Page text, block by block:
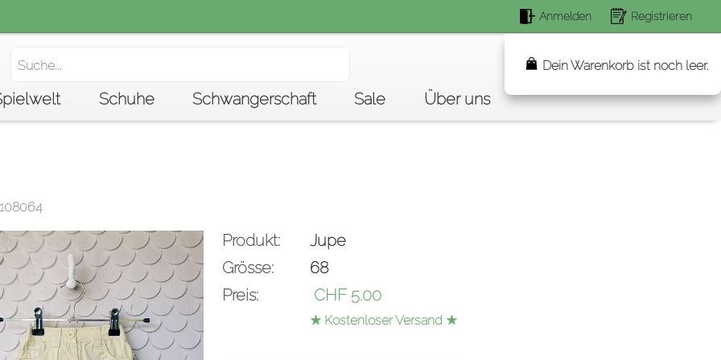
Anmelden Registrieren
Dein Warenkorb ist noch leer.
Schuhe Schwangerschaft Sale Über uns
Produkt:
Jupe
Grösse:
68
Preis:
CHF5.00
★ Kostenloser Versand ★